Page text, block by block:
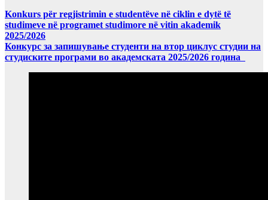
Konkurs për regjistrimin e studentëve në ciklin e dytë të
studimeve në programet studimore në vitin akademik
2025/2026
Конкурс за запишување студенти на втор циклус студии на
студиските програми во академската 2025/2026 година